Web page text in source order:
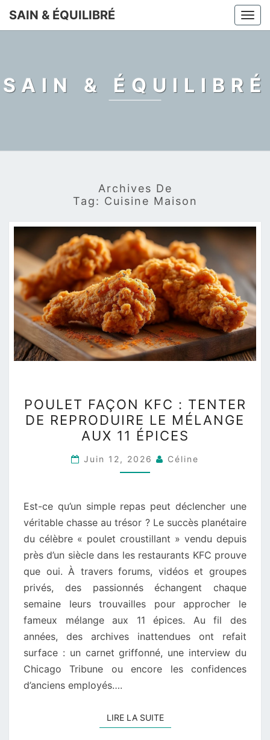
Skip
SAIN & ÉQUILIBRÉ
SAIN & ÉQUILIBRÉ
Archives De
Tag: Cuisine Maison
FAÇON
KFC
:
TENTER
DE
LE
MÉLANGE
AUX
11
ÉPICES
POULET FAÇON KFC : TENTER
DE REPRODUIRE LE MÉLANGE
AUX 11 ÉPICES
Juin 12, 2026 Céline
Est-ce qu’un simple repas peut déclencher une
véritable chasse au trésor ? Le succès planétaire
du célèbre « poulet croustillant » vendu depuis
près d’un siècle dans les restaurants KFC prouve
que oui. À travers forums, vidéos et groupes
privés, des passionnés échangent chaque
semaine leurs trouvailles pour approcher le
fameux mélange aux 11 épices. Au fil des
années, des archives inattendues ont refait
surface : un carnet griffonné, une interview du
Chicago Tribune ou encore les confidences
d’anciens employés….
LIRE LA SUITELIRE LA SUITE